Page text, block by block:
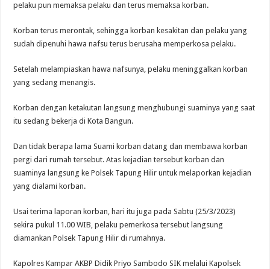
pelaku pun memaksa pelaku dan terus memaksa korban.
Korban terus merontak, sehingga korban kesakitan dan pelaku yang
sudah dipenuhi hawa nafsu terus berusaha memperkosa pelaku.
Setelah melampiaskan hawa nafsunya, pelaku meninggalkan korban
yang sedang menangis.
Korban dengan ketakutan langsung menghubungi suaminya yang saat
itu sedang bekerja di Kota Bangun.
Dan tidak berapa lama Suami korban datang dan membawa korban
pergi dari rumah tersebut. Atas kejadian tersebut korban dan
suaminya langsung ke Polsek Tapung Hilir untuk melaporkan kejadian
yang dialami korban.
Usai terima laporan korban, hari itu juga pada Sabtu (25/3/2023)
sekira pukul 11.00 WIB, pelaku pemerkosa tersebut langsung
diamankan Polsek Tapung Hilir di rumahnya.
Kapolres Kampar AKBP Didik Priyo Sambodo SIK melalui Kapolsek